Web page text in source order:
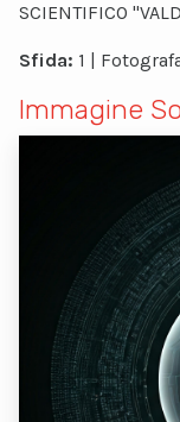
SCIENTIFICO
Sfida: 1 |
Immagine